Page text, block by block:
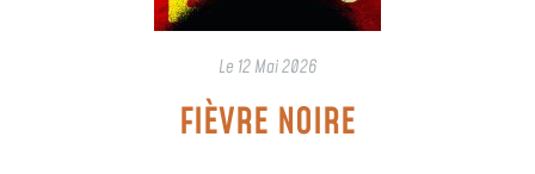
Le 12 Mai 2026
FIÈVRE NOIRE